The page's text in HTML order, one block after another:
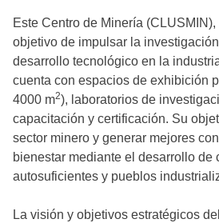
Este Centro de Minería (CLUSMIN),
objetivo de impulsar la
desarrollo tecnológico en la
cuenta con espacios de exhibición
4000 m2), laboratorios de
capacitación y certificación. Su
sector minero y generar mejores
bienestar mediante el desarrollo de
autosuficientes y pueblos
La visión y objetivos estratégicos